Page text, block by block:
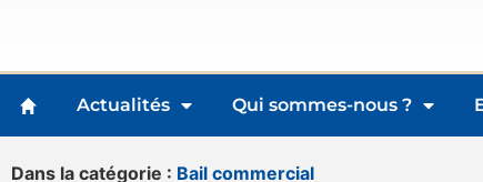
Actualités Qui sommes-nous ?
Dans la catégorie : Bail commercial